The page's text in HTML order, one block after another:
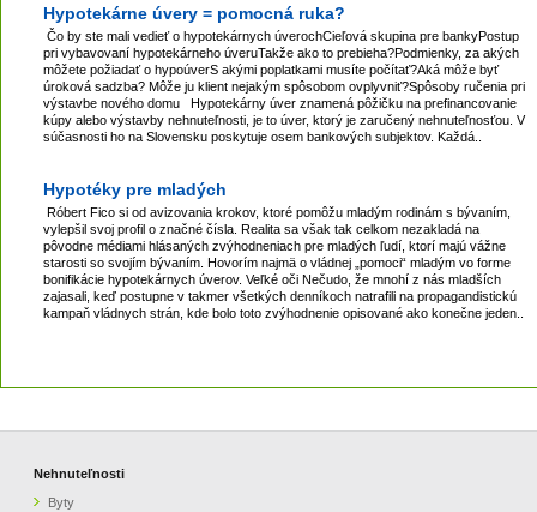
Hypotekárne úvery = pomocná ruka?
Čo by ste mali vedieť o hypotekárnych úverochCieľová skupina pre bankyPostup
pri vybavovaní hypotekárneho úveruTakže ako to prebieha?Podmienky, za akých
môžete požiadať o hypoúverS akými poplatkami musíte počítať?Aká môže byť
úroková sadzba? Môže ju klient nejakým spôsobom ovplyvniť?Spôsoby ručenia pri
výstavbe nového domu Hypotekárny úver znamená pôžičku na prefinancovanie
kúpy alebo výstavby nehnuteľnosti, je to úver, ktorý je zaručený nehnuteľnosťou. V
súčasnosti ho na Slovensku poskytuje osem bankových subjektov. Každá..
Hypotéky pre mladých
Róbert Fico si od avizovania krokov, ktoré pomôžu mladým rodinám s bývaním,
vylepšil svoj profil o značné čísla. Realita sa však tak celkom nezakladá na
pôvodne médiami hlásaných zvýhodneniach pre mladých ľudí, ktorí majú vážne
starosti so svojím bývaním. Hovorím najmä o vládnej „pomoci“ mladým vo forme
bonifikácie hypotekárnych úverov. Veľké oči Nečudo, že mnohí z nás mladších
zajasali, keď postupne v takmer všetkých denníkoch natrafili na propagandistickú
kampaň vládnych strán, kde bolo toto zvýhodnenie opisované ako konečne jeden..
Nehnuteľnosti
Byty